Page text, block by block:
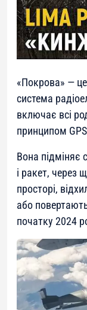
«Покрова» —
система
включає всі
принципом
Вона підміняє
і ракет, через
просторі,
або
початку 2024